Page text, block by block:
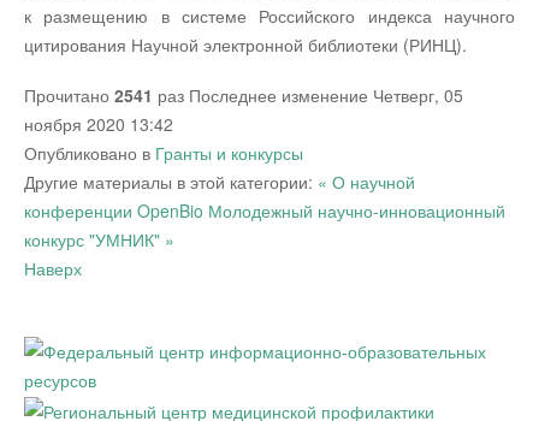
к размещению в системе Российского индекса научного
цитирования Научной электронной библиотеки (РИНЦ).
Прочитано 2541 раз Последнее изменение Четверг, 05
ноября 2020 13:42
Опубликовано в Гранты и конкурсы
Другие материалы в этой категории: « О научной
конференции OpenBio Молодежный научно-инновационный
конкурс "УМНИК" »
Наверх